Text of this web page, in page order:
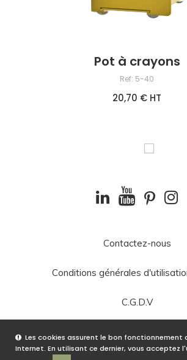
Les cookies assurent le bon fonctionnement
Internet. En utilisant ce dernier, vous acceptez
Pot à crayons
Ref: 5-40
20,70 € HT
Contactez-nous
Conditions générales
C.G.D.V
Site réalisé parKIWIK - AGENCE